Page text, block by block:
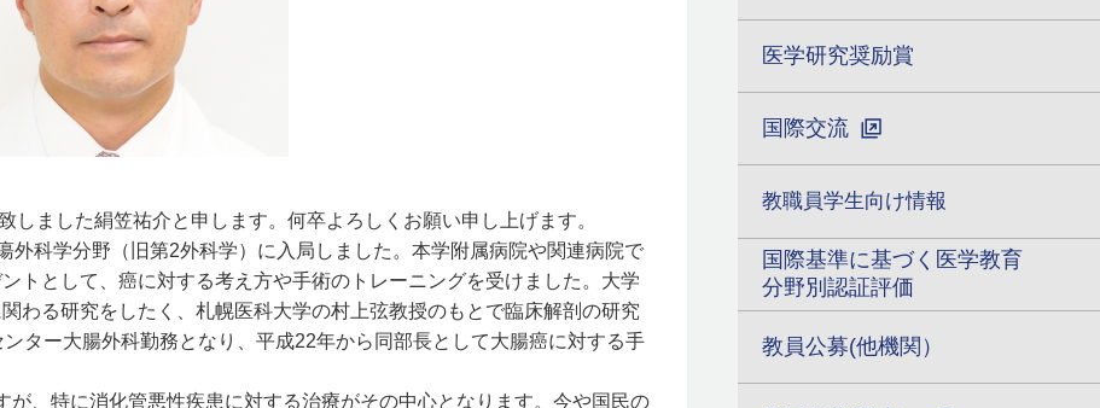
医学研究奨励賞
国際交流
教職員学生向け情報
国際基準に基づく医学教育
分野別認証評価
教員公募(他機関）
ました絹笠祐介と申します。何卒よろしくお願い申し上げます。
外科学分野（旧第2外科学）に入局しました。本学附属病院や関連病院で
トとして、癌に対する考え方や手術のトレーニングを受けました。大学
わる研究をしたく、札幌医科大学の村上弦教授のもとで臨床解剖の研究
ター大腸外科勤務となり、平成22年から同部長として大腸癌に対する手
、特に消化管悪性疾患に対する治療がその中心となります。今や国民の